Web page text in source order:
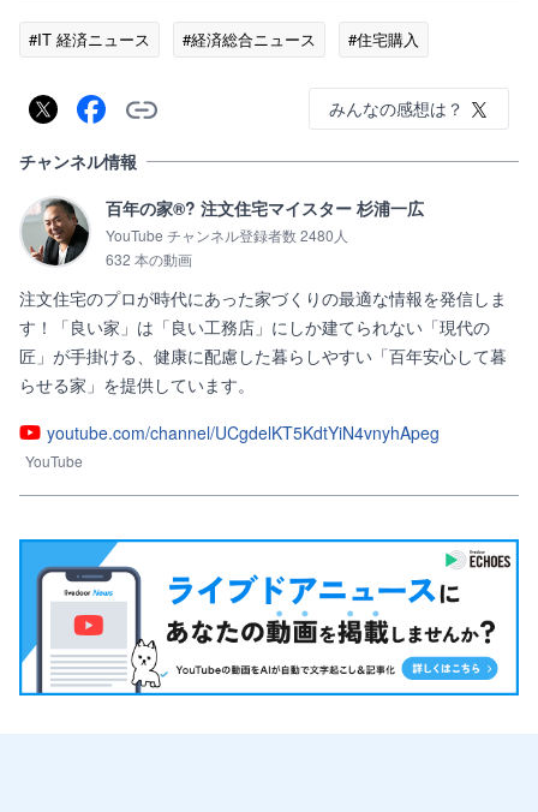
#IT 経済ニュース #経済総合ニュース #住宅購入
みんなの感想は？
チャンネル情報
百年の家®? 注文住宅マイスター 杉浦一広
YouTube チャンネル登録者数 2480人
632 本の動画
注文住宅のプロが時代にあった家づくりの最適な情報を発信しま
す！「良い家」は「良い工務店」にしか建てられない「現代の
匠」が手掛ける、健康に配慮した暮らしやすい「百年安心して暮
らせる家」を提供しています。
youtube.com/channel/UCgdelKT5KdtYiN4vnyhApeg
YouTube